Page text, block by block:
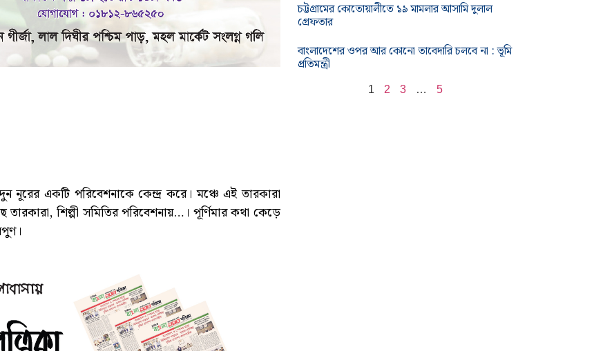
নূরের একটি পরিবেশনাকে কেন্দ্র করে। মঞ্চে এই তারকারা
শিল্পী সমিতির পরিবেশনায়…। পূর্ণিমার কথা কেড়ে
চট্টগ্রামের কোতোয়ালীতে ১৯ মামলার আসামি দুলাল
গ্রেফতার
বাংলাদেশের ওপর আর কোনো তাবেদারি চলবে না : ভূমি
প্রতিমন্ত্রী
1 2 3 … 5